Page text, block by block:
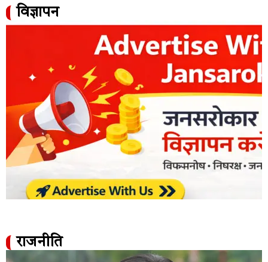
विज्ञापन
राजनीति